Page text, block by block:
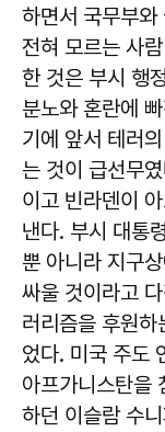
하면서 국무부와
전혀 모르는 사
한 것은 부시 행
분노와 혼란에
기에 앞서 테러
는 것이 급선무
이고 빈라덴이
낸다. 부시 대통
뿐 아니라 지구
싸울 것이라고
러리즘을 후원하
었다. 미국 주도
아프가니스탄을
하던 이슬람 수